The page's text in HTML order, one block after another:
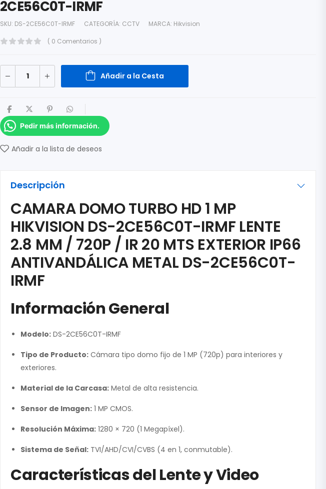
2CE56C0T-IRMF
SKU: DS-2CE56C0T-IRMF CATEGORÍA: CCTV MARCA: Hikvision
( 0 Comentarios )
Añadir a la Cesta
Pedir más información.
Añadir a la lista de deseos
Descripción
CAMARA DOMO TURBO HD 1 MP
HIKVISION DS-2CE56C0T-IRMF LENTE
2.8 MM / 720P / IR 20 MTS EXTERIOR IP66
ANTIVANDÁLICA METAL DS-2CE56C0T-
IRMF
Información General
Modelo: DS-2CE56C0T-IRMF
Tipo de Producto: Cámara tipo domo fijo de 1 MP (720p) para interiores y
exteriores.
Material de la Carcasa: Metal de alta resistencia.
Sensor de Imagen: 1 MP CMOS.
Resolución Máxima: 1280 × 720 (1 Megapíxel).
Sistema de Señal: TVI/AHD/CVI/CVBS (4 en 1, conmutable).
Características del Lente y Video